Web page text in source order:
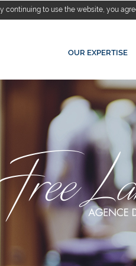
continuing to use the website, you
OUR EXPERTISE